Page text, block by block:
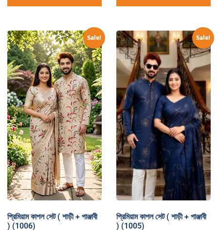
Sale!
প্রিমিয়াম কাপল সেট ( শাড়ী + পাঞ্জাবী
) (1006)
Sale!
প্রিমিয়াম কাপল সেট ( শাড়ী + পাঞ্জাবী
) (1005)